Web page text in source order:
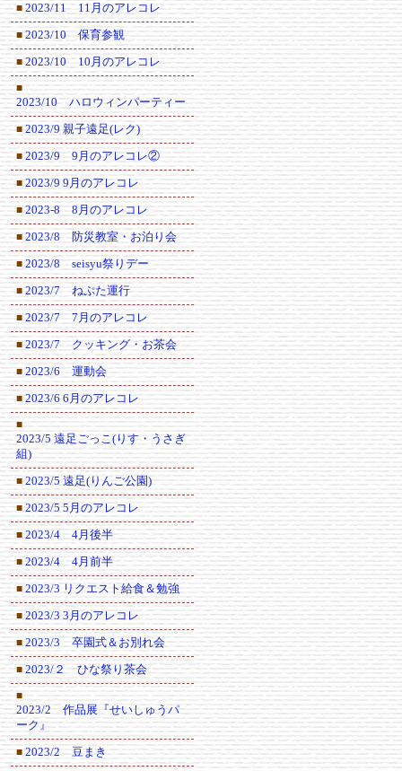
■ 2023/11 11月のアレコレ
■ 2023/10 保育参観
■ 2023/10 10月のアレコレ
■
2023/10 ハロウィンパーティー
■ 2023/9 親子遠足(レク)
■ 2023/9 9月のアレコレ②
■ 2023/9 9月のアレコレ
■ 2023-8 8月のアレコレ
■ 2023/8 防災教室・お泊り会
■ 2023/8 seisyu祭りデー
■ 2023/7 ねぷた運行
■ 2023/7 7月のアレコレ
■ 2023/7 クッキング・お茶会
■ 2023/6 運動会
■ 2023/6 6月のアレコレ
■
2023/5 遠足ごっこ(りす・うさぎ
組)
■ 2023/5 遠足(りんご公園)
■ 2023/5 5月のアレコレ
■ 2023/4 4月後半
■ 2023/4 4月前半
■ 2023/3 リクエスト給食＆勉強
■ 2023/3 3月のアレコレ
■ 2023/3 卒園式＆お別れ会
■ 2023/２ ひな祭り茶会
■
2023/2 作品展『せいしゅうパ
ーク』
■ 2023/2 豆まき